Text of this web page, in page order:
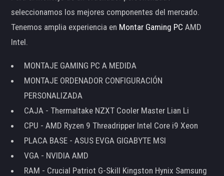
seleccionamos los mejores componentes del mercado.
Tenemos amplia experiencia en Montar Gaming PC AMD
Intel.
MONTAJE GAMING PC A MEDIDA
MONTAJE ORDENADOR CONFIGURACIÓN
PERSONALIZADA
CAJA - Thermaltake NZXT Cooler Master Lian Li
CPU - AMD Ryzen 9 Threadripper Intel Core i9 Xeon
PLACA BASE - ASUS EVGA GIGABYTE MSI
VGA - NVIDIA AMD
RAM - Crucial Patriot G-Skill Kingston Hynix Samsung